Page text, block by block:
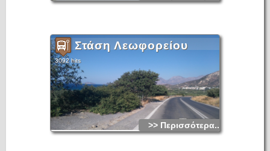
κατοικείται ο νέος οικισμός «Αρνικού».
Στάση Λεωφορείου
3092 hits
>> Περισσότερα...